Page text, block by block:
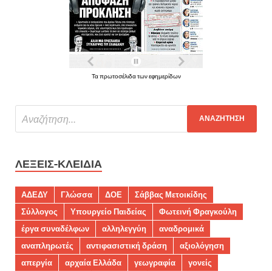
Τα πρωτοσέλιδα των εφημερίδων
ΛΈΞΕΙΣ-ΚΛΕΙΔΙΆ
ΑΔΕΔΥ Γλώσσα ΔΟΕ
Σάββας Μετοικίδης
Σύλλογος
Υπουργείο Παιδείας
Φωτεινή Φραγκούλη
έργα συναδέλφων
αλληλεγγύη
αναδρομικά
αναπληρωτές
αντιφασιστική δράση
αξιολόγηση
απεργία
αρχαία Ελλάδα γεωγραφία
γονείς